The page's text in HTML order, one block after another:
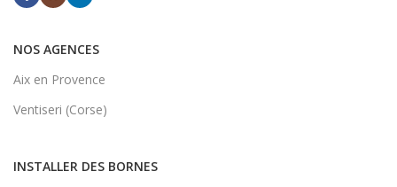
NOS AGENCES
Aix en Provence
Ventiseri (Corse)
INSTALLER DES BORNES